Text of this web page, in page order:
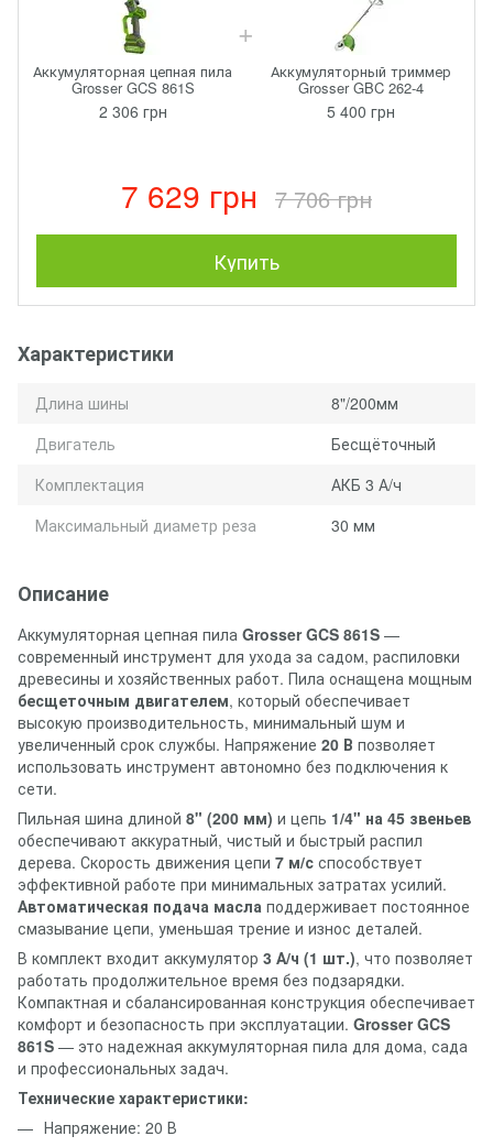
Аккумуляторная цепная пила
Grosser GCS 861S
2 306 грн
Аккумуляторный триммер
Grosser GBC 262-4
5 400 грн
7 629 грн 7 706 грн
Купить
Характеристики
Длина шины
8"/200мм
Двигатель
Бесщёточный
Комплектация
АКБ 3 А/ч
Максимальный диаметр реза
30 мм
Описание
Аккумуляторная цепная пила Grosser GCS 861S —
современный инструмент для ухода за садом, распиловки
древесины и хозяйственных работ. Пила оснащена мощным
бесщеточным двигателем, который обеспечивает
высокую производительность, минимальный шум и
увеличенный срок службы. Напряжение 20 В позволяет
использовать инструмент автономно без подключения к
сети.
Пильная шина длиной 8" (200 мм) и цепь 1/4" на 45 звеньев
обеспечивают аккуратный, чистый и быстрый распил
дерева. Скорость движения цепи 7 м/с способствует
эффективной работе при минимальных затратах усилий.
Автоматическая подача масла поддерживает постоянное
смазывание цепи, уменьшая трение и износ деталей.
В комплект входит аккумулятор 3 А/ч (1 шт.), что позволяет
работать продолжительное время без подзарядки.
Компактная и сбалансированная конструкция обеспечивает
комфорт и безопасность при эксплуатации. Grosser GCS
861S — это надежная аккумуляторная пила для дома, сада
и профессиональных задач.
Технические характеристики:
Напряжение: 20 В